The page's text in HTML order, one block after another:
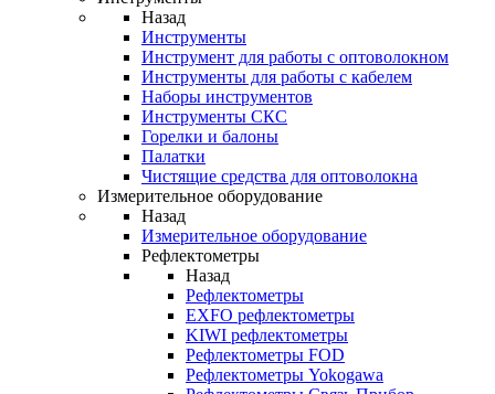
Назад
Инструменты
Инструмент для работы с оптоволокном
Инструменты для работы с кабелем
Наборы инструментов
Инструменты СКС
Горелки и балоны
Палатки
Чистящие средства для оптоволокна
Измерительное оборудование
Назад
Измерительное оборудование
Рефлектометры
Назад
Рефлектометры
EXFO рефлектометры
KIWI рефлектометры
Рефлектометры FOD
Рефлектометры Yokogawa